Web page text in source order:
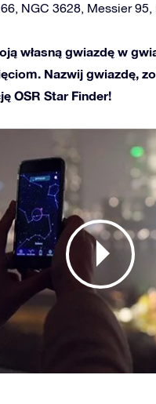
NGC 3628, Messier
własną gwiazdę w
Nazwij gwiazdę,
OSR Star Finder!